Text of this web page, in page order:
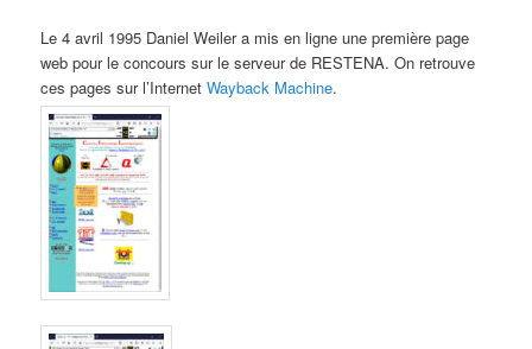
Le 4 avril 1995 Daniel Weiler a mis en ligne une première page
web pour le concours sur le serveur de RESTENA. On retrouve
ces pages sur l’InternetWayback Machine.